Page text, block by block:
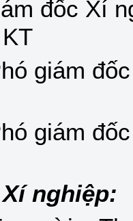
đốc Xí
giám
giám
nghiệp: